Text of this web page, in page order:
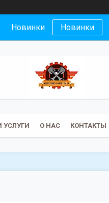
Новинки Новинки
УСЛУГИ О НАС КОНТАКТЫ